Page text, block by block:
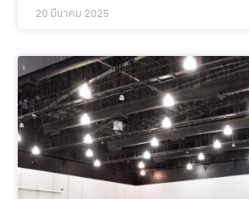
20 มีนาคม 2025